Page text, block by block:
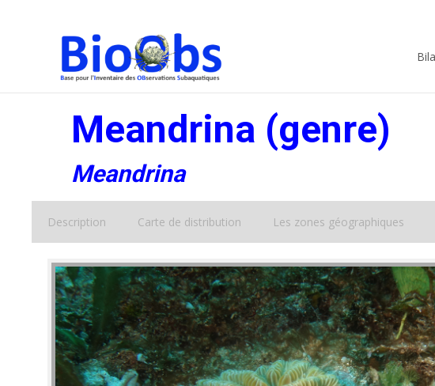
Meandrina (genre)
Meandrina
Description Carte de distribution Les zones géographiques